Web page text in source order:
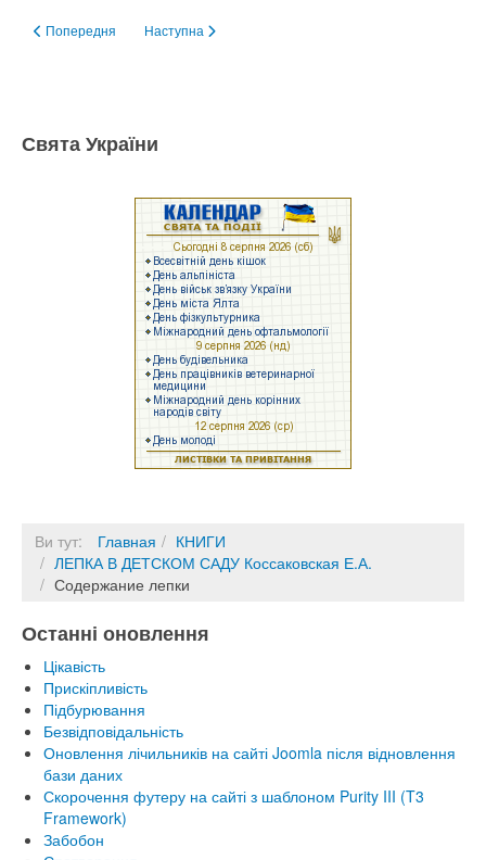
Попередня стаття: Окраска лепки
Попередня Наступна стаття: Пособия для лепки
Наступна
Свята України
Ви тут: Главная
КНИГИ
ЛЕПКА В ДЕТСКОМ САДУ Коссаковская Е.А.
Содержание лепки
Останні оновлення
Цікавість
Прискіпливість
Підбурювання
Безвідповідальність
Оновлення лічильників на сайті Joomla після відновлення
бази даних
Скорочення футеру на сайті з шаблоном Purity III (T3
Framework)
Забобон